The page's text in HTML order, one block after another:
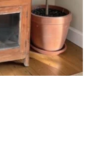
Add to cart